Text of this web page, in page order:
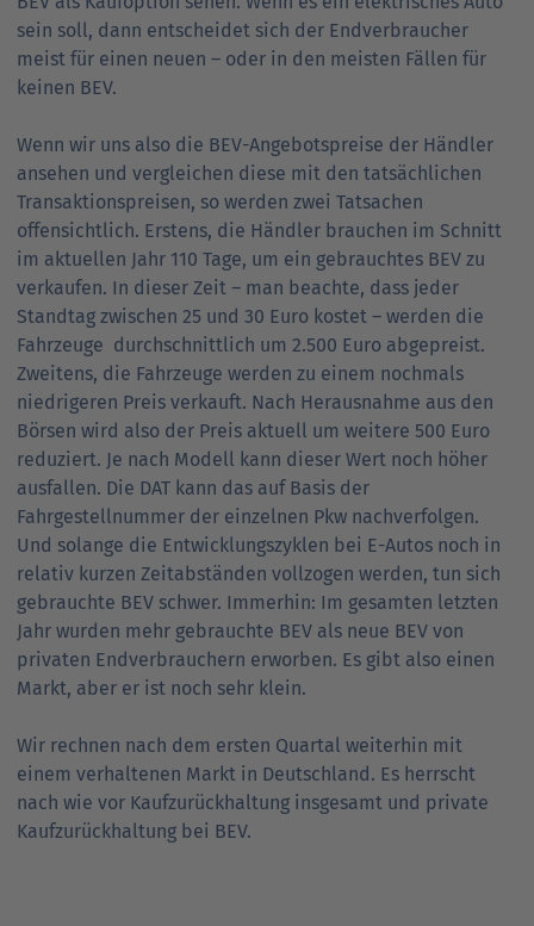
sein soll, dann entscheidet sich der Endverbraucher
meist für einen neuen – oder in den meisten Fällen für
keinen BEV.
Wenn wir uns also die BEV-Angebotspreise der Händler
ansehen und vergleichen diese mit den tatsächlichen
Transaktionspreisen, so werden zwei Tatsachen
offensichtlich. Erstens, die Händler brauchen im Schnitt
im aktuellen Jahr 110 Tage, um ein gebrauchtes BEV zu
verkaufen. In dieser Zeit – man beachte, dass jeder
Standtag zwischen 25 und 30 Euro kostet – werden die
Fahrzeuge durchschnittlich um 2.500 Euro abgepreist.
Zweitens, die Fahrzeuge werden zu einem nochmals
niedrigeren Preis verkauft. Nach Herausnahme aus den
Börsen wird also der Preis aktuell um weitere 500 Euro
reduziert. Je nach Modell kann dieser Wert noch höher
ausfallen. Die DAT kann das auf Basis der
Fahrgestellnummer der einzelnen Pkw nachverfolgen.
Und solange die Entwicklungszyklen bei E-Autos noch in
relativ kurzen Zeitabständen vollzogen werden, tun sich
gebrauchte BEV schwer. Immerhin: Im gesamten letzten
Jahr wurden mehr gebrauchte BEV als neue BEV von
privaten Endverbrauchern erworben. Es gibt also einen
Markt, aber er ist noch sehr klein.
Wir rechnen nach dem ersten Quartal weiterhin mit
einem verhaltenen Markt in Deutschland. Es herrscht
nach wie vor Kaufzurückhaltung insgesamt und private
Kaufzurückhaltung bei BEV.